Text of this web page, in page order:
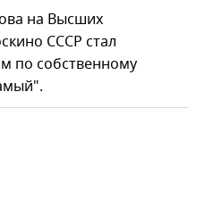
на Высших
СССР стал
по собственному